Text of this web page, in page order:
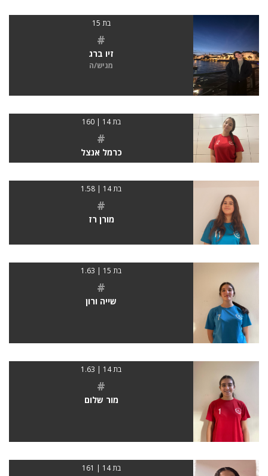
בת 15
#
זיו ברג
מגיש/ה
בת 14 | 160
#
כרמל אנצל
בת 14 | 1.58
#
מורן רז
בת 15 | 1.63
#
שייה ורון
בת 14 | 1.63
#
מור שלום
בת 14 | 161